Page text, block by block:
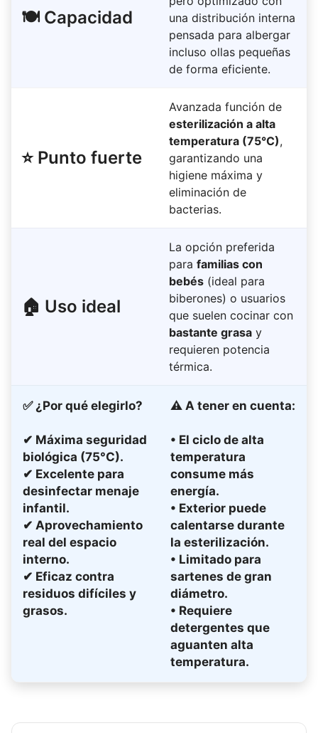
🍽️ Capacidad
una distribución interna
pensada para albergar
incluso ollas pequeñas
de forma eficiente.
⭐ Punto fuerte
Avanzada función de
esterilización a alta
temperatura (75°C),
garantizando una
higiene máxima y
eliminación de
bacterias.
🏠 Uso ideal
La opción preferida
para familias con
bebés (ideal para
biberones) o usuarios
que suelen cocinar con
bastante grasa y
requieren potencia
térmica.
✅ ¿Por qué elegirlo?
✔ Máxima seguridad
biológica (75°C).
✔ Excelente para
desinfectar menaje
infantil.
✔ Aprovechamiento
real del espacio
interno.
✔ Eficaz contra
residuos difíciles y
grasos.
⚠ A tener en cuenta:
• El ciclo de alta
temperatura
consume más
energía.
• Exterior puede
calentarse durante
la esterilización.
• Limitado para
sartenes de gran
diámetro.
• Requiere
detergentes que
aguanten alta
temperatura.